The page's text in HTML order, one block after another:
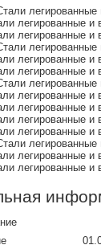
легированные
легированные и
легированные и
легированные и
легированные и
легированные
легированные и
легированные и
легированные и
легированные и